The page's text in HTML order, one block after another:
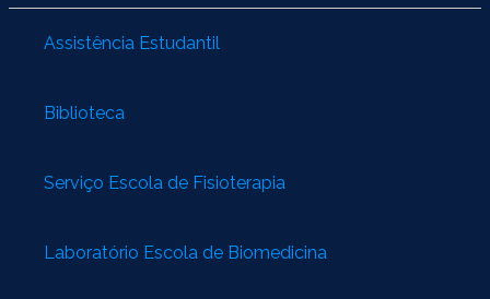
Assistência Estudantil
Biblioteca
Serviço Escola de Fisioterapia
Laboratório Escola de Biomedicina